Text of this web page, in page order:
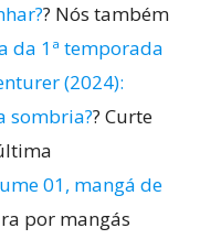
? Nós também
da 1ª temporada
(2024):
sombria?? Curte
01, mangá de
por mangás